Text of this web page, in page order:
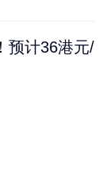
预计36港元/